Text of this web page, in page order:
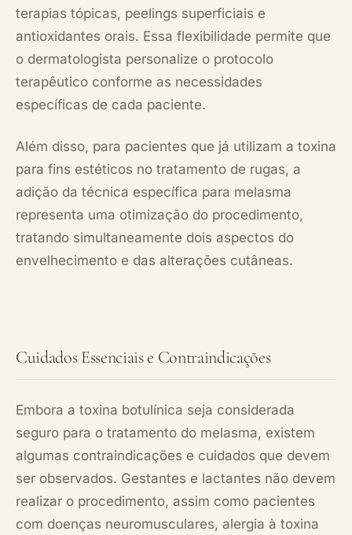
terapias tópicas, peelings superficiais e
antioxidantes orais. Essa flexibilidade permite que
o dermatologista personalize o protocolo
terapêutico conforme as necessidades
específicas de cada paciente.
Além disso, para pacientes que já utilizam a toxina
para fins estéticos no tratamento de rugas, a
adição da técnica específica para melasma
representa uma otimização do procedimento,
tratando simultaneamente dois aspectos do
envelhecimento e das alterações cutâneas.
Cuidados Essenciais e Contraindicações
Embora a toxina botulínica seja considerada
seguro para o tratamento do melasma, existem
algumas contraindicações e cuidados que devem
ser observados. Gestantes e lactantes não devem
realizar o procedimento, assim como pacientes
com doenças neuromusculares, alergia à toxina